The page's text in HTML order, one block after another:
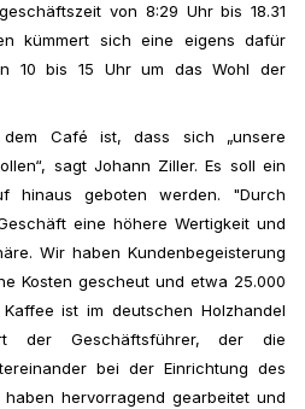
von 8:29 Uhr bis 18.31
kümmert sich eine eigens dafür
10 bis 15 Uhr um das Wohl der
dem Café ist, dass sich „unsere
sagt Johann Ziller. Es soll ein
hinaus geboten werden. "Durch
eine höhere Wertigkeit und
Wir haben Kundenbegeisterung
Kosten gescheut und etwa 25.000
ist im deutschen Holzhandel
der Geschäftsführer, der die
bei der Einrichtung des
haben hervorragend gearbeitet und